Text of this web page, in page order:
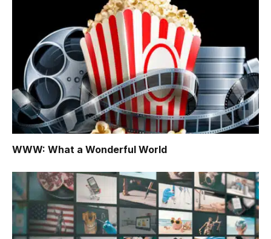
WWW: What a Wonderful World